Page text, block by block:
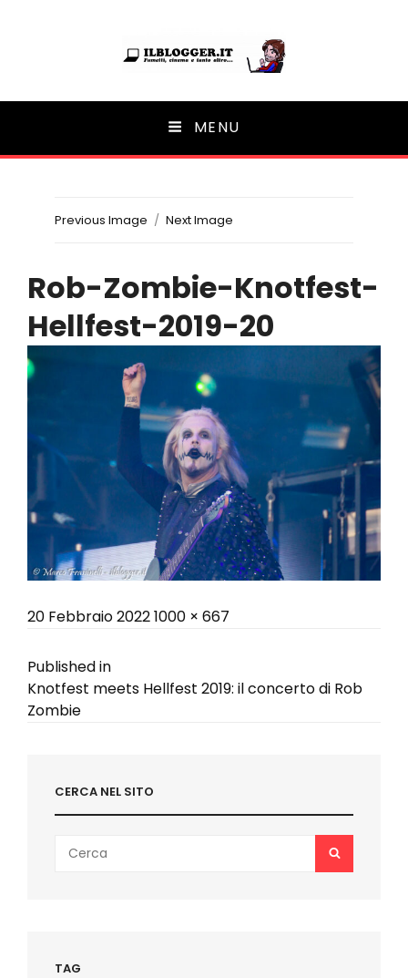
Ilblogger.it
Il portalino di blog | MENU
Previous Image Next Image
Rob-Zombie-Knotfest-
Hellfest-2019-20
Posted
20 Febbraio 2022Full
1000 × 667
Navigazione
articoli
Published in
Knotfest meets Hellfest 2019: il concerto di Rob
Zombie
CERCA NEL SITO
for:
SEARCH
TAG